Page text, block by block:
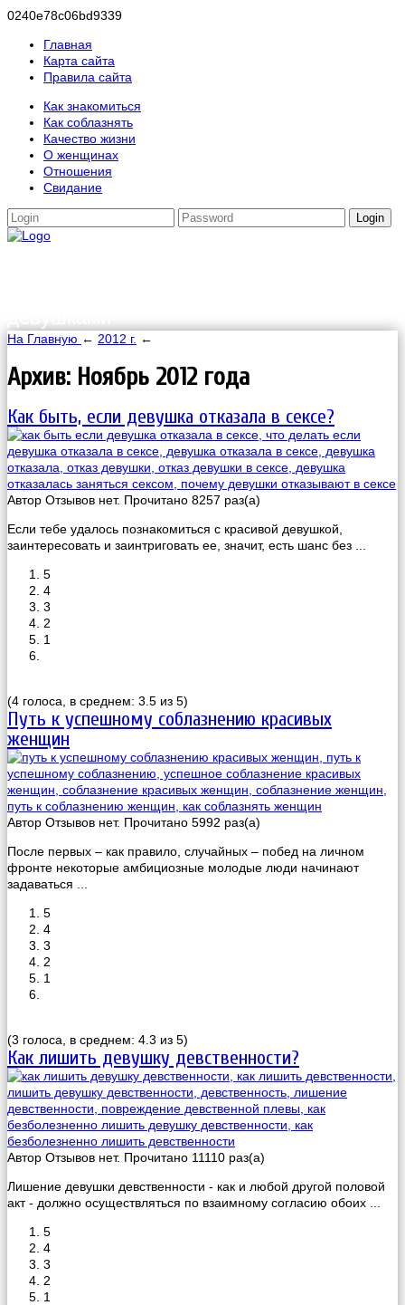
0240e78c06bd9339
Главная
Карта сайта
Правила сайта
Как знакомиться
Как соблазнять
Качество жизни
О женщинах
Отношения
Свидание
Login
На Главную ← 2012 г. ←
Архив: Ноябрь 2012 года
Как быть, если девушка отказала в сексе?
Автор Отзывов нет. Прочитано 8257 раз(a)
Если тебе удалось познакомиться с красивой девушкой,
заинтересовать и заинтриговать ее, значит, есть шанс без ...
5
4
3
2
1
(4 голоса, в среднем: 3.5 из 5)
Путь к успешному соблазнению красивых
женщин
Автор Отзывов нет. Прочитано 5992 раз(a)
После первых – как правило, случайных – побед на личном
фронте некоторые амбициозные молодые люди начинают
задаваться ...
5
4
3
2
1
(3 голоса, в среднем: 4.3 из 5)
Как лишить девушку девственности?
Автор Отзывов нет. Прочитано 11110 раз(a)
Лишение девушки девственности - как и любой другой половой
акт - должно осуществляться по взаимному согласию обоих ...
5
4
3
2
1